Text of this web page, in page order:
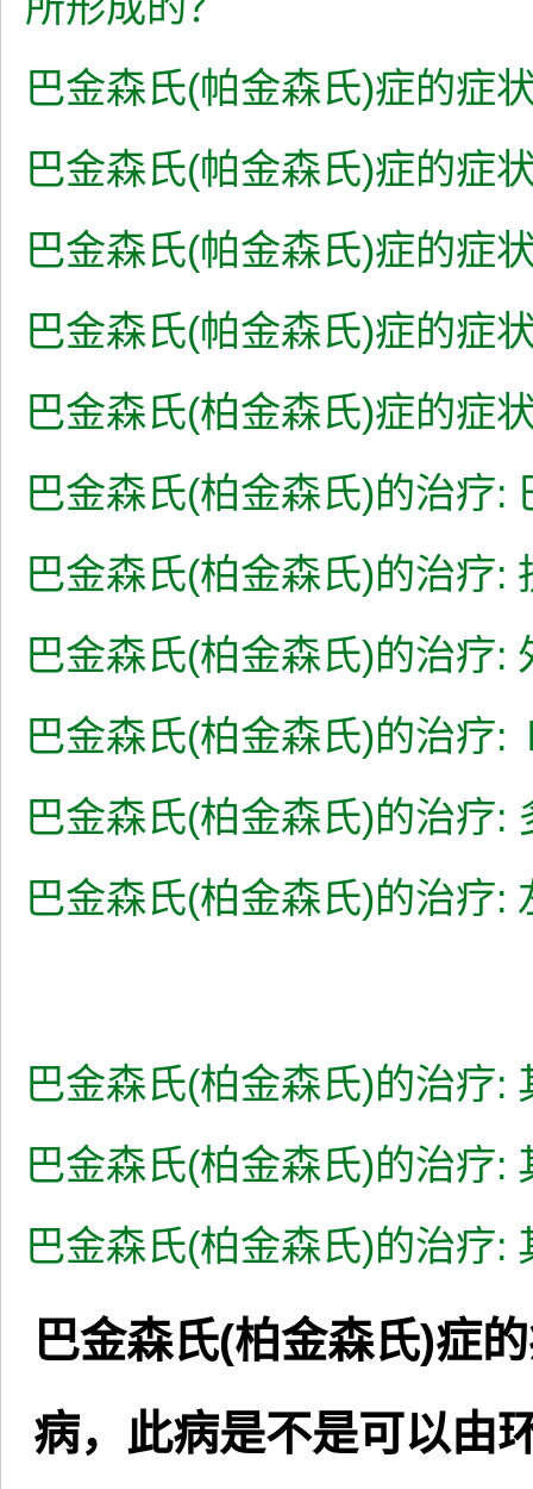
巴金森氏(帕金森氏)症的症
巴金森氏(帕金森氏)症的症
巴金森氏(帕金森氏)症的症
巴金森氏(帕金森氏)症的症
巴金森氏(柏金森氏)症的症
巴金森氏(柏金森氏)的治疗:
巴金森氏(柏金森氏)的治疗:
巴金森氏(柏金森氏)的治疗:
巴金森氏(柏金森氏)的治疗:
巴金森氏(柏金森氏)的治疗:
巴金森氏(柏金森氏)的治疗:
巴金森氏(柏金森氏)的治疗:
巴金森氏(柏金森氏)的治疗:
巴金森氏(柏金森氏)的治疗:
巴金森氏(柏金森氏)症
病，此病是不是可以由